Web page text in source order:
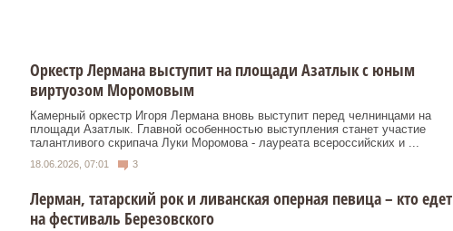
Оркестр Лермана выступит на площади Азатлык с юным
виртуозом Моромовым
Камерный оркестр Игоря Лермана вновь выступит перед челнинцами на
площади Азатлык. Главной особенностью выступления станет участие
талантливого скрипача Луки Моромова - лауреата всероссийских и ...
18.06.2026, 07:01 3
Лерман, татарский рок и ливанская оперная певица – кто едет
на фестиваль Березовского